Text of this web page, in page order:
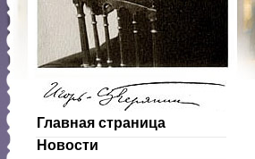
Главная страница
Новости